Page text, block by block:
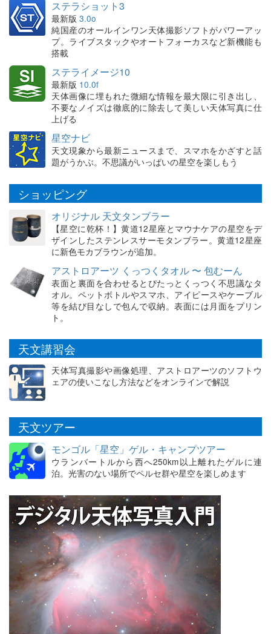
ステラショット3
最新版 3.0o
純国産のオールインワン天体撮影ソフトがパワーアッ
プ。ライブスタックやオートフォーカスなど新機能も
搭載
ステライメージ10
最新版 10.0f
天体画像に埋もれた微細な情報を最大限に引き出し、
不要なノイズは徹底的に除去して美しい天体写真に仕
上げる
星空ナビ
天文現象から最新ニュースまで、スマホをかざすと話
題がうかぶ。不思議がいっぱいの星空を楽しもう
ショッピング
オリジナル 天文タンブラー
【星空に乾杯！】黄道12星座とマウナケアの星空をデ
ザインしたステンレスサーモタンブラー。黄道12星座
に新色モカブラウンが追加。
アストロアーツ くっつくタオル 〜 包むーん
表面と裏面を合わせるとぴたっとくっつく不思議なタ
オル。ペットボトルやスマホ、アイピースやケーブル
等を結び目なしで包んで収納。表面には月面をプリン
ト。
天文講習会
天体写真撮影や画像処理、アストロアーツのソフトウ
ェアの使いこなし方法などをオンラインで解説
天文ツアー
モンゴル「星空」ゲル・キャンプツアー
ウランバートルから西へ250km以上離れたゲルに連
泊。光害のない場所でペルセ群や星空を楽しめます